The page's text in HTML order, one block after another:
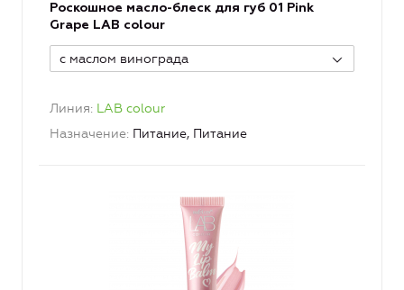
Роскошное масло-блеск для губ 01 Pink
Grape LAB colour
с маслом винограда
Линия LAB colour
Назначение Питание, Питание